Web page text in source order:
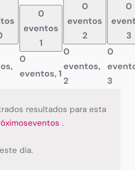
0
eventos
1
0
eventos,1
0
eventos
2
0
eventos,
2
0
3
0
3
resultados para esta
.
dia.